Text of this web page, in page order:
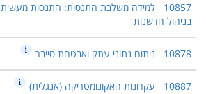
10857 למידה משלבת התנסות: התנסות מעשית
בניהול חדשנות
10878 ניתוח נתוני עתק ואבטחת סייבר
10887 עקרונות האקונומטריקה (אנגלית)